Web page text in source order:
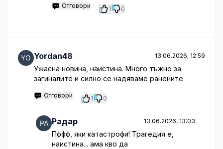
Отговори 1 0
Yordan48 13.06.2026, 12:59
Ужасна новина, наистина. Много тъжно за
загиналите и силнo се надяваме ранените
Отговори 1 0
Радар 13.06.2026, 13:03
Пффф, яки катастрофи! Трагедия е,
наистина... ама кво да